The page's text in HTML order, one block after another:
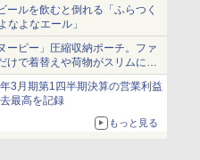
ールを飲むと倒れる「ふらつく
なよなエール」
ーピー」圧縮収納ポーチ。ファ
けで着替えや荷物がスリムにま
3月期第1四半期決算の営業利益
最高を記録
もっと見る